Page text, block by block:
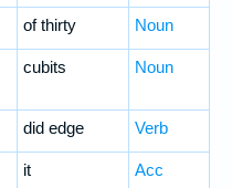
of thirty Noun
cubits Noun
did edge Verb
it Acc